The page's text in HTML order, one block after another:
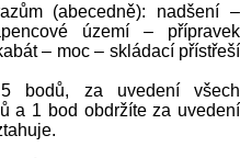
(abecedně): nadšení –
území – přípravek
– moc – skládací přístřeší
bodů, za uvedení všech
a 1 bod obdržíte za uvedení